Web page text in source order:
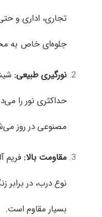
تجاری، اداری و
جلوه‌ای خاص به
نورگیری طبیعی:
حداکثری نور را
مصنوعی در روز
مقاومت بالا: فریم
نوع درب، در
بسیار مقاوم است.